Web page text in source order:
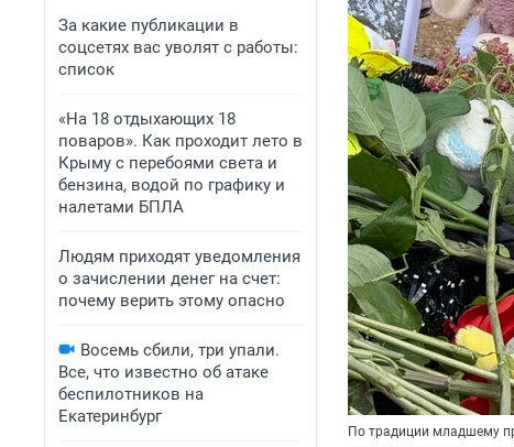
За какие публикации в
соцсетях вас уволят с работы:
список
«На 18 отдыхающих 18
поваров». Как проходит лето в
Крыму с перебоями света и
бензина, водой по графику и
налетами БПЛА
Людям приходят уведомления
о зачислении денег на счет:
почему верить этому опасно
Восемь сбили, три упали.
Все, что известно об атаке
беспилотников на
Екатеринбург
По традиции младшему